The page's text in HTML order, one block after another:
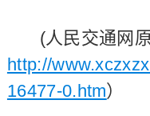
(人民交通网
http://
16477-0.htm）